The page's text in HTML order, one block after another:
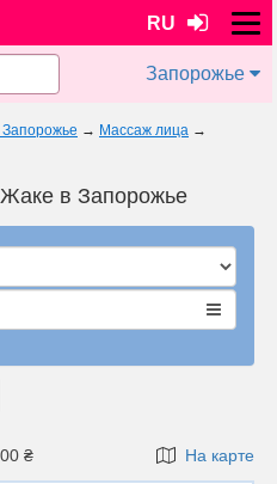
RU
Запорожье
Запорожье → Массаж лица →
в Запорожье
₴ На карте